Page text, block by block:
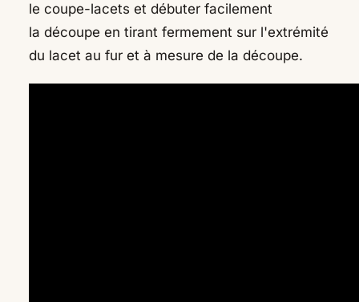
le coupe-lacets et débuter facilement
la découpe en tirant fermement sur l'extrémité
du lacet au fur et à mesure de la découpe.